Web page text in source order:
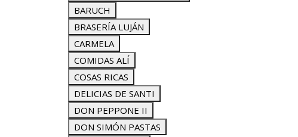
BARUCH
BRASERÍA LUJÁN
CARMELA
COMIDAS ALÍ
COSAS RICAS
DELICIAS DE SANTI
DON PEPPONE II
DON SIMÓN PASTAS